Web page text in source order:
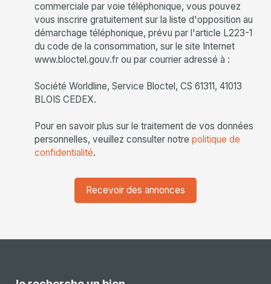
commerciale par voie téléphonique, vous pouvez
vous inscrire gratuitement sur la liste d'opposition au
démarchage téléphonique, prévu par l'article L223-1
du code de la consommation, sur le site Internet
www.bloctel.gouv.fr ou par courrier adressé à :
Société Worldline, Service Bloctel, CS 61311, 41013
BLOIS CEDEX.
Pour en savoir plus sur le traitement de vos données
personnelles, veuillez consulter notre politique de
confidentialité.
Recevoir des annonces